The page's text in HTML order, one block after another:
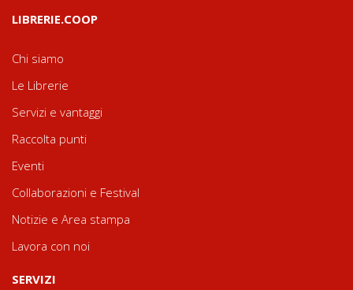
LIBRERIE.COOP
Chi siamo
Le Librerie
Servizi e vantaggi
Raccolta punti
Eventi
Collaborazioni e Festival
Notizie e Area stampa
Lavora con noi
SERVIZI